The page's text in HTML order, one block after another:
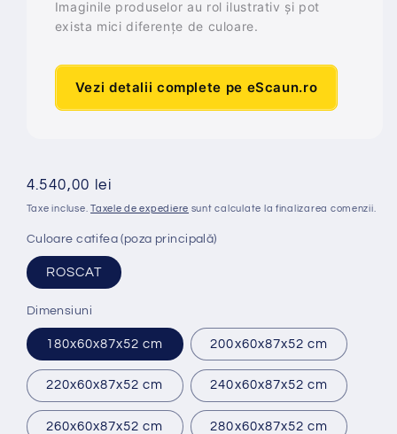
Imaginile produselor au rol ilustrativ și pot
exista mici diferențe de culoare.
Vezi detalii complete pe eScaun.ro
Preț
obișnuit
4.540,00 lei
Taxe incluse.Taxele de expediere sunt calculate la finalizarea comenzii.
Culoare catifea (poza principală)
ROSCAT
Dimensiuni
180x60x87x52 cm 200x60x87x52 cm
220x60x87x52 cm 240x60x87x52 cm
260x60x87x52 cm 280x60x87x52 cm